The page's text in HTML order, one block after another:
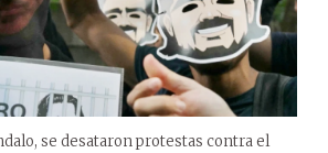
se desataron protestas contra el